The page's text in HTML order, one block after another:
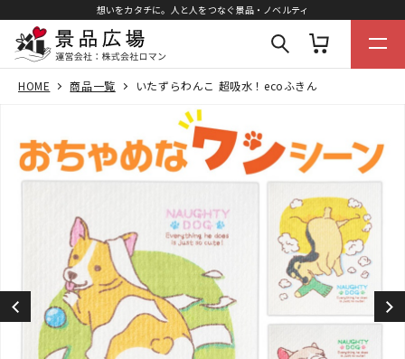
想いをカタチに。人と人をつなぐ景品・ノベルティ
HOME 商品一覧 いたずらわんこ 超吸水！ecoふきん